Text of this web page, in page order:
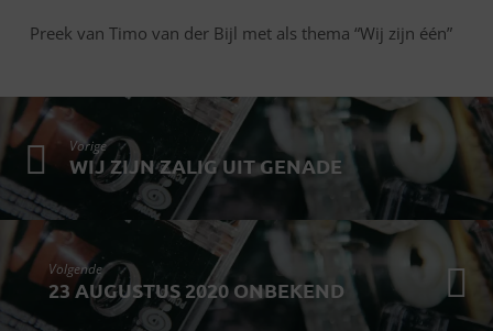
Preek van Timo van der Bijl met als thema “Wij zijn één”
Vorige
WIJ ZIJN ZALIG UIT GENADE
Volgende
23 AUGUSTUS 2020 ONBEKEND